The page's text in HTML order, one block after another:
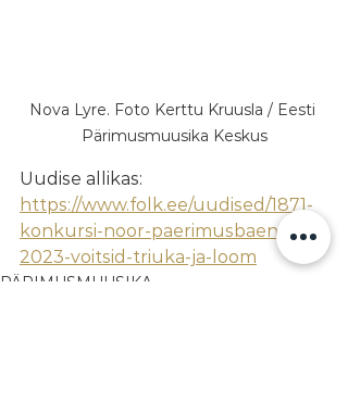
Nova Lyre. Foto Kerttu Kruusla / Eesti
Pärimusmuusika Keskus
Uudise allikas:
https://www.folk.ee/uudised/1871-
konkursi-noor-paerimusbaend-
2023-voitsid-triuka-ja-loom
PÄRIMUSMUUSIKA